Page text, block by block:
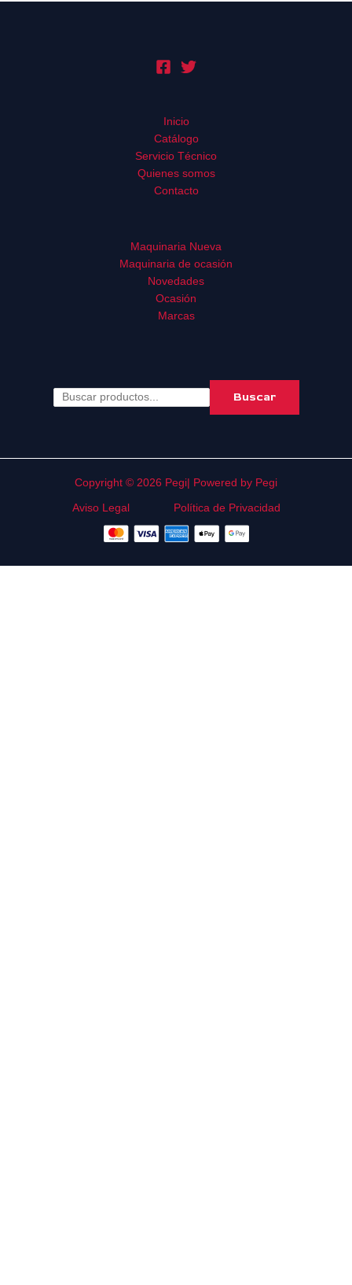
Inicio
Catálogo
Servicio Técnico
Quienes somos
Contacto
Maquinaria Nueva
Maquinaria de ocasión
Novedades
Ocasión
Marcas
Buscar
Copyright © 2026 Pegi| Powered by Pegi
Aviso Legal Política de Privacidad